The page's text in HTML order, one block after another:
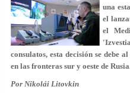
una
el
el
consulatos, esta decisión se debe
en las fronteras sur y oeste de
Por Nikolái Litovkin